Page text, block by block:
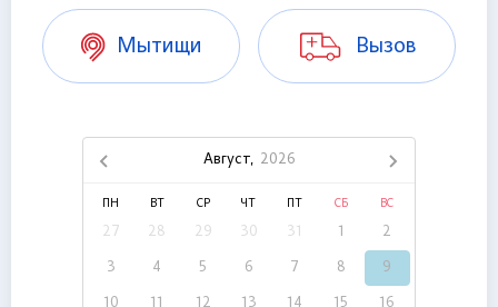
Мытищи Вызов
Август, 2026
ПН ВТ СР ЧТ СБ ВС
27 28 29 30 31 1 2
3 4 5 6 7 8 9
10 11 12 13 14 15 16